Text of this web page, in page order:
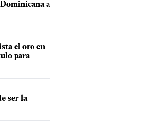
a
el oro en
para
ser la